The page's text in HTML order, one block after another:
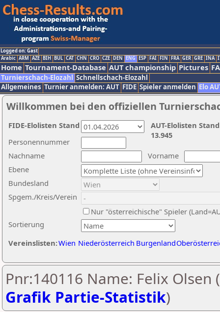
Logged on: Gast
Arabic ARM AZE BIH BUL CAT CHN CRO CZE DEN ENG ESP FAI FIN FRA GER GRE INA
Home Tournament-Database AUT championship Pictures
Turnierschach-Elozahl Schnellschach-Elozahl
Allgemeines Turnier anmelden: AUT FIDE Spieler anmelden Elo
Willkommen bei den offiziellen
Nachname
Vorname
Ebene
Sortierung
Personennummer
Bundesland
Spgem./Kreis/Verein
Nur "österreichische" Spieler
Vereinslisten:Wien Niederösterreich Burgenland
AUT-Elolisten
13.945
FIDE-Elolisten Stand
Pnr:140116 Name: Felix Olsen (
Grafik Partie-Statistik)